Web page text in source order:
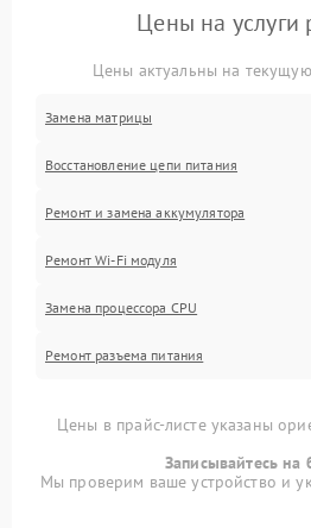
Цены на услуги
Цены актуальны на
Замена матрицы
Восстановление цепи питания
Ремонт и замена аккумулятора
Ремонт Wi-Fi модуля
Замена процессора CPU
Ремонт разъема питания
Цены в прайс-листе указаны
Записывайтесь на
Мы проверим ваше устройство и